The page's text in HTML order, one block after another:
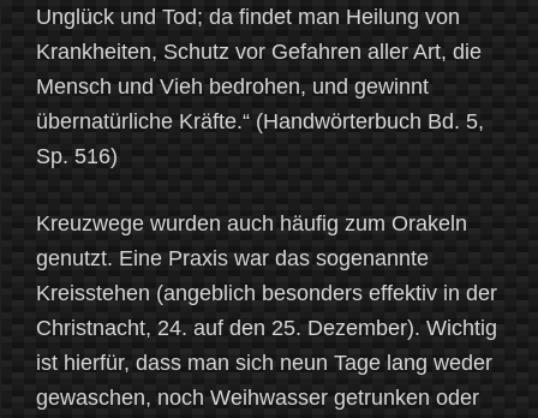
Unglück und Tod; da findet man Heilung von
Krankheiten, Schutz vor Gefahren aller Art, die
Mensch und Vieh bedrohen, und gewinnt
übernatürliche Kräfte.“ (Handwörterbuch Bd. 5,
Sp. 516)
Kreuzwege wurden auch häufig zum Orakeln
genutzt. Eine Praxis war das sogenannte
Kreisstehen (angeblich besonders effektiv in der
Christnacht, 24. auf den 25. Dezember). Wichtig
ist hierfür, dass man sich neun Tage lang weder
gewaschen, noch Weihwasser getrunken oder